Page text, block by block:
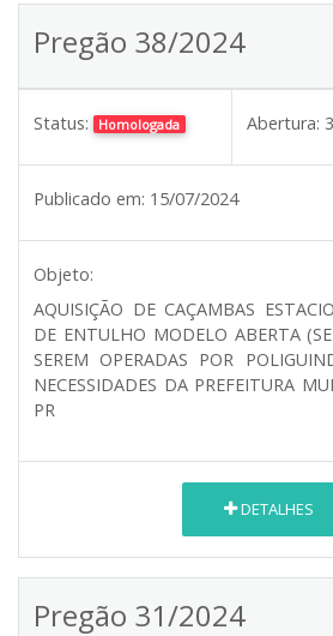
Pregão 38/2024
Status: Homologada Abertura:
Publicado em: 15/07/2024
Objeto:
AQUISIÇÃO DE CAÇAMBAS
DE ENTULHO MODELO ABERTA
SEREM OPERADAS POR
NECESSIDADES DA PREFEITURA
PR
DETALHES
Pregão 31/2024